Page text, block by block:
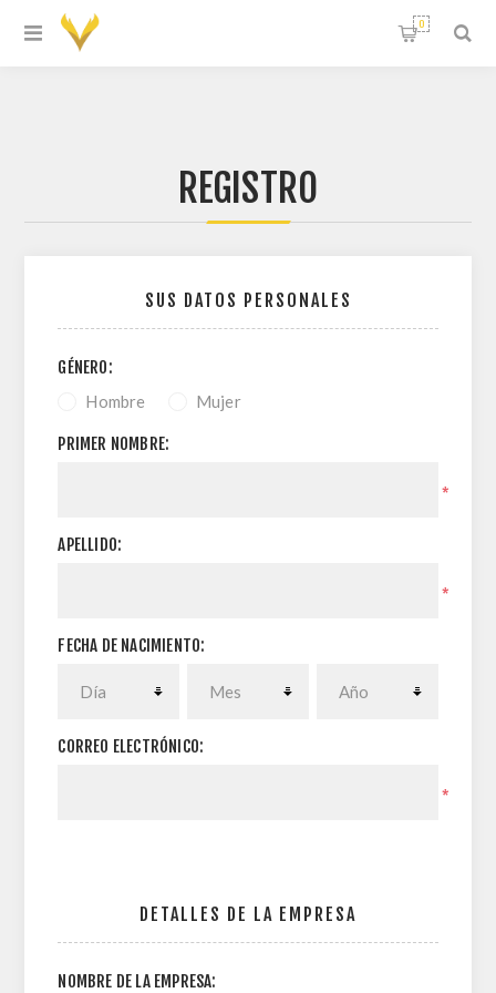
0
REGISTRO
SUS DATOS PERSONALES
GÉNERO:
Hombre Mujer
PRIMER NOMBRE:
*
APELLIDO:
*
FECHA DE NACIMIENTO:
CORREO ELECTRÓNICO:
*
DETALLES DE LA EMPRESA
NOMBRE DE LA EMPRESA: